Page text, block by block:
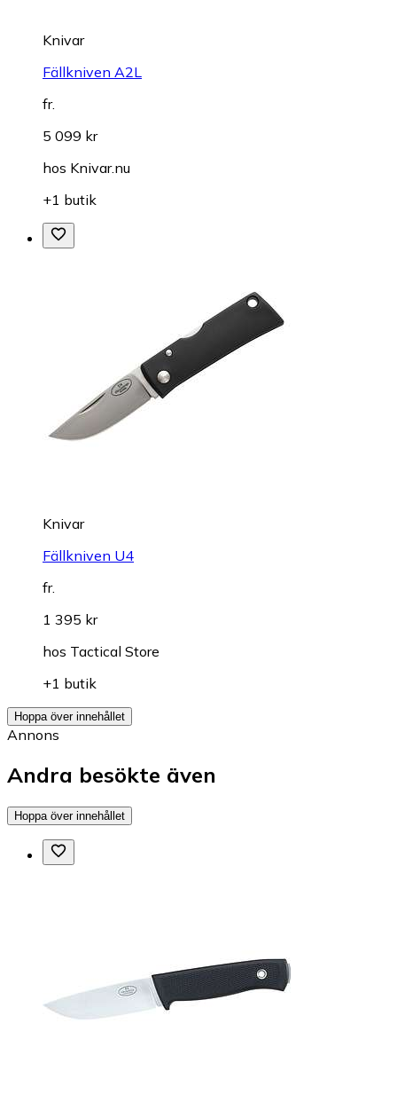
Knivar
Fällkniven A2L
fr.
5 099 kr
hos Knivar.nu
+1 butik
Knivar
Fällkniven U4
fr.
1 395 kr
hos Tactical Store
+1 butik
Hoppa över innehållet
Annons
Andra besökte även
Hoppa över innehållet